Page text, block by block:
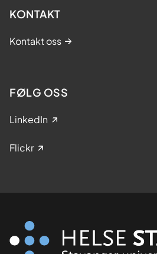
KONTAKT
Kontakt oss
FØLG OSS
LinkedIn
Flickr